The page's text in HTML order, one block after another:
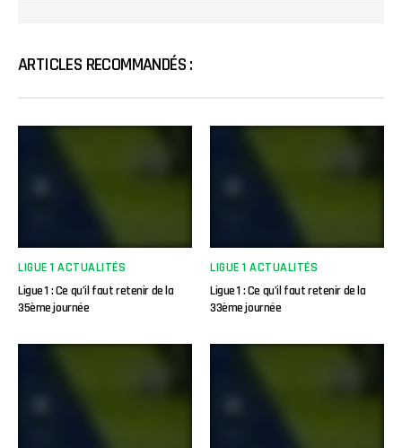
ARTICLES RECOMMANDÉS :
LIGUE 1 ACTUALITÉS
Ligue 1 : Ce qu’il faut retenir de la
35ème journée
LIGUE 1 ACTUALITÉS
Ligue 1 : Ce qu’il faut retenir de la
33ème journée